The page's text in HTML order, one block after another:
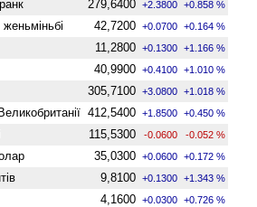
279,6400 +2.3800 +0.858 %
женьмiньбi 42,7200 +0.0700 +0.164 %
11,2800 +0.1300 +1.166 %
40,9900 +0.4100 +1.010 %
305,7100 +3.0800 +1.018 %
412,5400 +1.8500 +0.450 %
115,5300 -0.0600 -0.052 %
35,0300 +0.0600 +0.172 %
9,8100 +0.1300 +1.343 %
4,1600 +0.0300 +0.726 %